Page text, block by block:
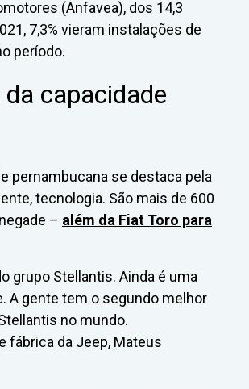
(Anfavea), dos 14,3
7,3% vieram instalações de
período.
capacidade
pernambucana se destaca pela
tecnologia. São mais de 600
– além da Fiat Toro para
grupo Stellantis. Ainda é uma
A gente tem o segundo melhor
no mundo.
fábrica da Jeep, Mateus